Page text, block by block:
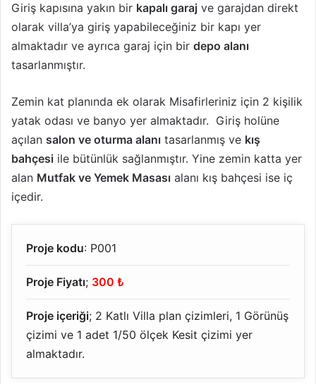
Giriş kapısına yakın bir kapalı garaj ve garajdan direkt
olarak villa’ya giriş yapabileceğiniz bir kapı yer
almaktadır ve ayrıca garaj için bir depo alanı
tasarlanmıştır.
Zemin kat planında ek olarak Misafirleriniz için 2 kişilik
yatak odası ve banyo yer almaktadır. Giriş holüne
açılan salon ve oturma alanı tasarlanmış ve kış
bahçesi ile bütünlük sağlanmıştır. Yine zemin katta yer
alan Mutfak ve Yemek Masası alanı kış bahçesi ise iç
içedir.
Proje kodu: P001
Proje Fiyatı; 300 ₺
Proje içeriği; 2 Katlı Villa plan çizimleri, 1 Görünüş
çizimi ve 1 adet 1/50 ölçek Kesit çizimi yer
almaktadır.